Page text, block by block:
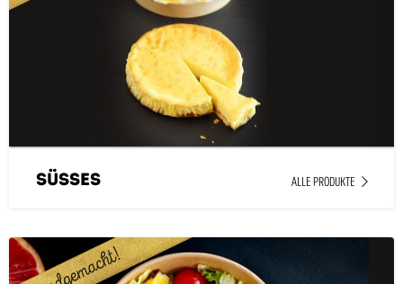
Süsses ALLE PRODUKTE